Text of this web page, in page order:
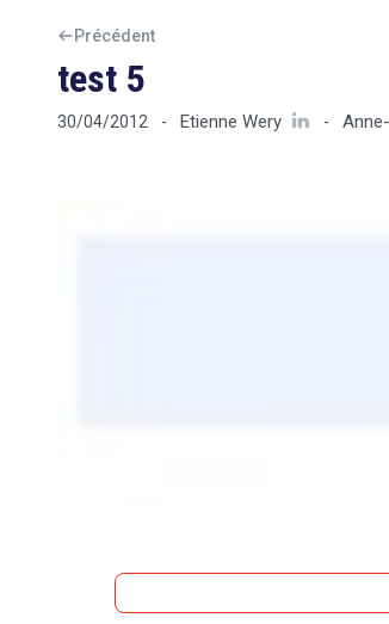
Précédent
test 5
30/04/2012 - Etienne Wery -